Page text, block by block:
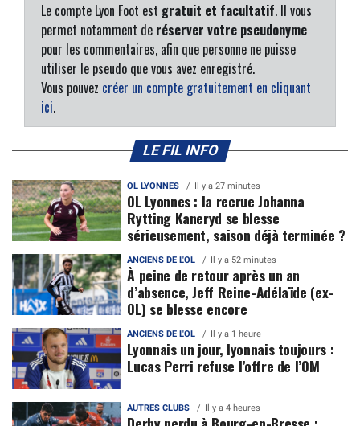
Le compte Lyon Foot est gratuit et facultatif. Il vous
permet notamment de réserver votre pseudonyme
pour les commentaires, afin que personne ne puisse
utiliser le pseudo que vous avez enregistré.
Vous pouvez créer un compte gratuitement en cliquant
ici.
LE FIL INFO
OL LYONNES Il y a 27 minutes
OL Lyonnes : la recrue Johanna
Rytting Kaneryd se blesse
sérieusement, saison déjà terminée ?
ANCIENS DE L'OL Il y a 52 minutes
À peine de retour après un an
d’absence, Jeff Reine-Adélaïde (ex-
OL) se blesse encore
ANCIENS DE L'OL Il y a 1 heure
Lyonnais un jour, lyonnais toujours :
Lucas Perri refuse l’offre de l’OM
AUTRES CLUBS Il y a 4 heures